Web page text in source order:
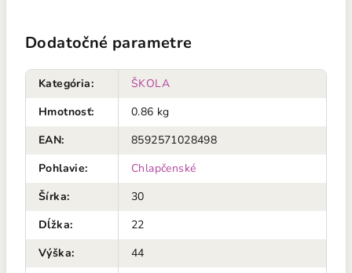
Dodatočné parametre
Kategória:
ŠKOLA
Hmotnosť:
0.86 kg
EAN:
8592571028498
Pohlavie:
Chlapčenské
Šírka:
30
Dĺžka:
22
Výška:
44